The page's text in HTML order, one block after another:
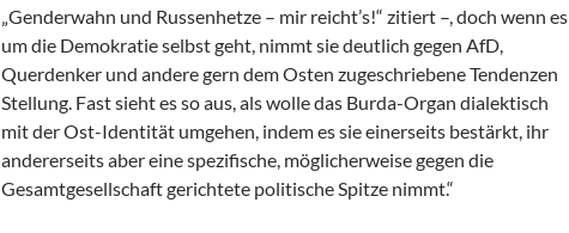
„Genderwahn und Russenhetze – mir reicht’s!“ zitiert –, doch wenn es
um die Demokratie selbst geht, nimmt sie deutlich gegen AfD,
Querdenker und andere gern dem Osten zugeschriebene Tendenzen
Stellung. Fast sieht es so aus, als wolle das Burda-Organ dialektisch
mit der Ost-Identität umgehen, indem es sie einerseits bestärkt, ihr
andererseits aber eine spezifische, möglicherweise gegen die
Gesamtgesellschaft gerichtete politische Spitze nimmt.“